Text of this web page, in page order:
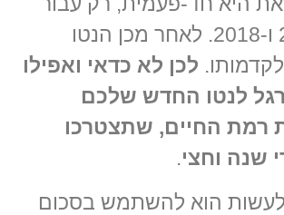
השנים 2017 ו-2018. לאחר מכן הנטו
לכן לא כדאי ואפילו
לנטו החדש שלכם
רמת החיים, שתצטרכו
שנה וחצי.
לעשות הוא להשתמש בסכום